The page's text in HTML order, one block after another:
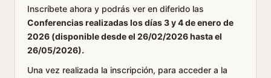
Inscríbete ahora y podrás ver en diferido las
Conferencias realizadas los días 3 y 4 de enero de
2026 (disponible desde el 26/02/2026 hasta el
26/05/2026).
Una vez realizada la inscripción, para acceder a la